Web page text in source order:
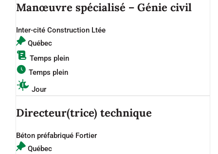
Manœuvre spécialisé – Génie civil
Inter-cité Construction Ltée
Québec
Temps plein
Temps plein
Jour
Directeur(trice) technique
Béton préfabriqué Fortier
Québec